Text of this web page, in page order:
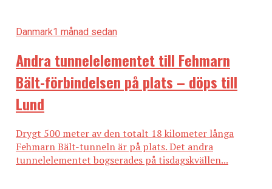
Danmark1 månad sedan
Andra tunnelelementet till Fehmarn
Bält-förbindelsen på plats – döps till
Lund
Drygt 500 meter av den totalt 18 kilometer långa
Fehmarn Bält-tunneln är på plats. Det andra
tunnelelementet bogserades på tisdagskvällen...